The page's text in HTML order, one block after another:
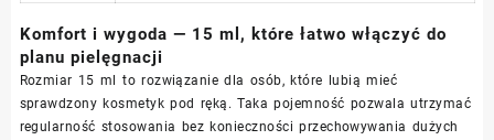
Komfort i wygoda — 15 ml, które łatwo włączyć do
planu pielęgnacji
Rozmiar 15 ml to rozwiązanie dla osób, które lubią mieć
sprawdzony kosmetyk pod ręką. Taka pojemność pozwala utrzymać
regularność stosowania bez konieczności przechowywania dużych